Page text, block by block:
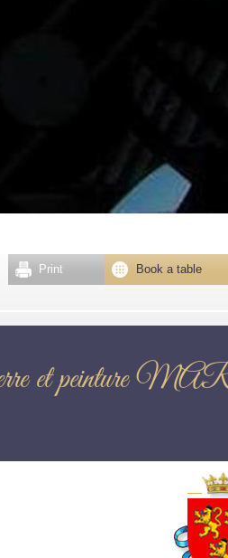
Book a table
Print
pierre et